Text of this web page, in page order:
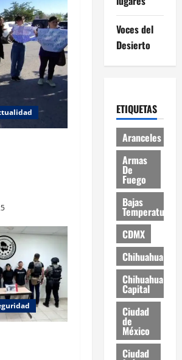
Voces del
Desierto
ETIQUETAS
Aranceles
Armas
De
Fuego
Bajas
Temperaturas
CDMX
Chihuahua
Chihuahua
Capital
Ciudad
de
México
Ciudad